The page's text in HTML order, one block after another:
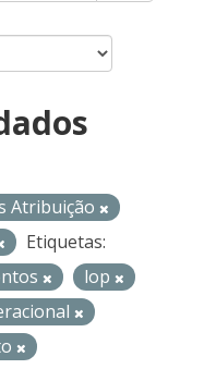
Atribuição
Etiquetas:
lop